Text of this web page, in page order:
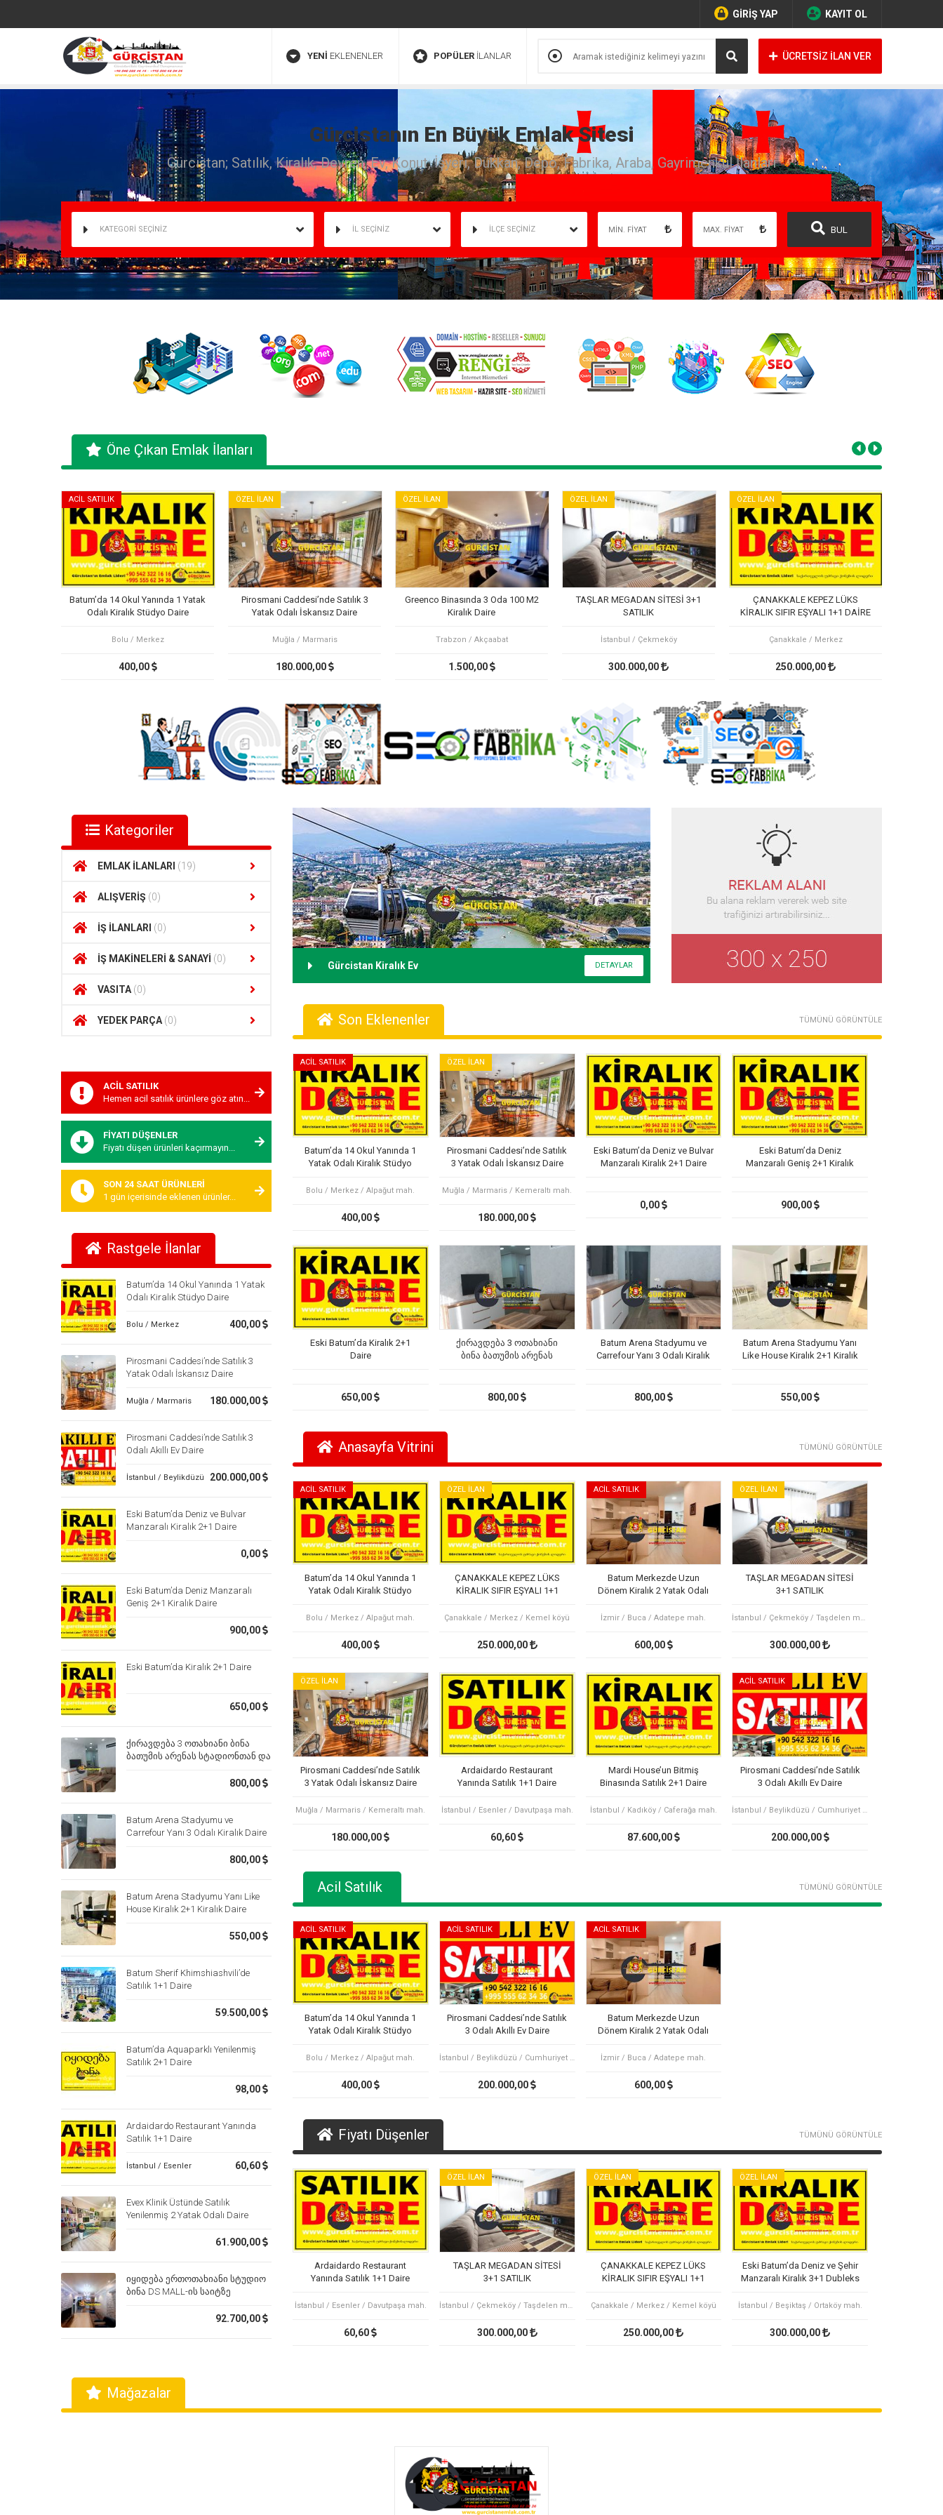
GİRİŞ YAP KAYIT OL
YENİ EKLENENLER POPÜLERİLANLAR ÜCRETSİZ İLAN VER
Gürcistanın En Büyük Emlak Sitesi
Gürcistan; Satılık, Kiralık, Devren, Ev, Konut, İşyeri, Dükkan, Depo, Fabrika, Araba, Gayrimenkul İlanları
KATEGORİ SEÇİNİZ İL SEÇİNİZ İLÇE SEÇİNİZ BUL
Öne Çıkan Emlak İlanları
ACİL SATILIK
Batum’da 14 Okul Yanında 1 Yatak
Odalı Kiralık Stüdyo Daire
Bolu / Merkez
400,00
ÖZEL İLAN
Pirosmani Caddesi’nde Satılık 3
Yatak Odalı İskansız Daire
Muğla / Marmaris
180.000,00
ÖZEL İLAN
Greenco Binasında 3 Oda 100 M2
Kiralık Daire
Trabzon / Akçaabat
1.500,00
ÖZEL İLAN
TAŞLAR MEGADAN SİTESİ 3+1
SATILIK
İstanbul / Çekmeköy
300.000,00
ÖZEL İLAN
ÇANAKKALE KEPEZ LÜKS
KİRALIK SIFIR EŞYALI 1+1 DAİRE
Çanakkale / Merkez
250.000,00
Kategoriler
EMLAK İLANLARI (19)
ALIŞVERİŞ (0)
İŞ İLANLARI (0)
İŞ MAKİNELERİ & SANAYİ (0)
VASITA (0)
YEDEK PARÇA (0)
ACİL SATILIK
Hemen acil satılık ürünlere göz atın...
FİYATI DÜŞENLER
Fiyatı düşen ürünleri kaçırmayın...
SON 24 SAAT ÜRÜNLERİ
1 gün içerisinde eklenen ürünler...
Rastgele İlanlar
Batum’da 14 Okul Yanında 1 Yatak
Odalı Kiralık Stüdyo Daire
Bolu / Merkez 400,00
Pirosmani Caddesi’nde Satılık 3
Yatak Odalı İskansız Daire
Muğla / Marmaris 180.000,00
Pirosmani Caddesi’nde Satılık 3
Odalı Akıllı Ev Daire
İstanbul / Beylikdüzü 200.000,00
Eski Batum’da Deniz ve Bulvar
Manzaralı Kiralık 2+1 Daire
0,00
Eski Batum’da Deniz Manzaralı
Geniş 2+1 Kiralık Daire
900,00
Eski Batum’da Kiralık 2+1 Daire
650,00
ქირავდება 3 ოთახიანი ბინა
ბათუმის არენას სტადიონთან და
800,00
Batum Arena Stadyumu ve
Carrefour Yanı 3 Odalı Kiralık Daire
800,00
Batum Arena Stadyumu Yanı Like
House Kiralık 2+1 Kiralık Daire
550,00
Batum Sherif Khimshiashvili’de
Satılık 1+1 Daire
59.500,00
Batum’da Aquaparklı Yenilenmiş
Satılık 2+1 Daire
98,00
Ardaidardo Restaurant Yanında
Satılık 1+1 Daire
İstanbul / Esenler 60,60
Evex Klinik Üstünde Satılık
Yenilenmiş 2 Yatak Odalı Daire
61.900,00
იყიდება ერთოთახიანი სტუდიო
ბინა DS MALL-ის საიტზე
92.700,00
Gürcistan Kiralık Ev
Son Eklenenler TÜMÜNÜ GÖRÜNTÜLE
ACİL SATILIK
Batum’da 14 Okul Yanında 1
Yatak Odalı Kiralık Stüdyo
Bolu / Merkez / Alpağut mah.
400,00
ÖZEL İLAN
Pirosmani Caddesi’nde Satılık
3 Yatak Odalı İskansız Daire
Muğla / Marmaris / Kemeraltı mah.
180.000,00
Eski Batum’da Deniz ve Bulvar
Manzaralı Kiralık 2+1 Daire
0,00
Eski Batum’da Deniz
Manzaralı Geniş 2+1 Kiralık
900,00
Eski Batum’da Kiralık 2+1
Daire
650,00
ქირავდება 3 ოთახიანი
ბინა ბათუმის არენას
800,00
Batum Arena Stadyumu ve
Carrefour Yanı 3 Odalı Kiralık
800,00
Batum Arena Stadyumu Yanı
Like House Kiralık 2+1 Kiralık
550,00
Anasayfa Vitrini TÜMÜNÜ GÖRÜNTÜLE
ACİL SATILIK
Batum’da 14 Okul Yanında 1
Yatak Odalı Kiralık Stüdyo
Bolu / Merkez / Alpağut mah.
400,00
ÖZEL İLAN
ÇANAKKALE KEPEZ LÜKS
KİRALIK SIFIR EŞYALI 1+1
Çanakkale / Merkez / Kemel köyü
250.000,00
ACİL SATILIK
Batum Merkezde Uzun
Dönem Kiralık 2 Yatak Odalı
İzmir / Buca / Adatepe mah.
600,00
ÖZEL İLAN
TAŞLAR MEGADAN SİTESİ
3+1 SATILIK
İstanbul / Çekmeköy / Taşdelen mah.
300.000,00
ÖZEL İLAN
Pirosmani Caddesi’nde Satılık
3 Yatak Odalı İskansız Daire
Muğla / Marmaris / Kemeraltı mah.
180.000,00
Ardaidardo Restaurant
Yanında Satılık 1+1 Daire
İstanbul / Esenler / Davutpaşa mah.
60,60
Mardi House’un Bitmiş
Binasında Satılık 2+1 Daire
İstanbul / Kadıköy / Caferağa mah.
87.600,00
ACİL SATILIK
Pirosmani Caddesi’nde Satılık
3 Odalı Akıllı Ev Daire
200.000,00
Acil Satılık TÜMÜNÜ GÖRÜNTÜLE
ACİL SATILIK
Batum’da 14 Okul Yanında 1
Yatak Odalı Kiralık Stüdyo
Bolu / Merkez / Alpağut mah.
400,00
ACİL SATILIK
Pirosmani Caddesi’nde Satılık
3 Odalı Akıllı Ev Daire
İstanbul / Beylikdüzü / Cumhuriyet mah.
200.000,00
ACİL SATILIK
Batum Merkezde Uzun
Dönem Kiralık 2 Yatak Odalı
İzmir / Buca / Adatepe mah.
600,00
Fiyatı Düşenler TÜMÜNÜ GÖRÜNTÜLE
Ardaidardo Restaurant
Yanında Satılık 1+1 Daire
İstanbul / Esenler / Davutpaşa mah.
60,60
ÖZEL İLAN
TAŞLAR MEGADAN SİTESİ
3+1 SATILIK
İstanbul / Çekmeköy / Taşdelen mah.
300.000,00
ÖZEL İLAN
ÇANAKKALE KEPEZ LÜKS
KİRALIK SIFIR EŞYALI 1+1
Çanakkale / Merkez / Kemel köyü
250.000,00
ÖZEL İLAN
Eski Batum’da Deniz ve Şehir
Manzaralı Kiralık 3+1 Dubleks
İstanbul / Beşiktaş / Ortaköy mah.
300.000,00
Mağazalar